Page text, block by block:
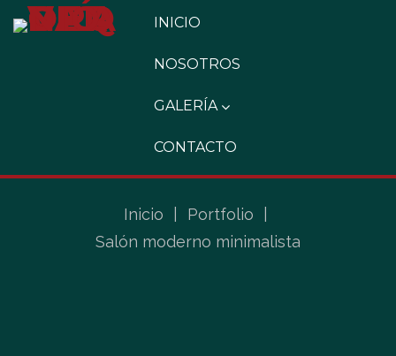
INICIO
NOSOTROS
GALERÍA
CONTACTO
Inicio Portfolio
Salón moderno minimalista